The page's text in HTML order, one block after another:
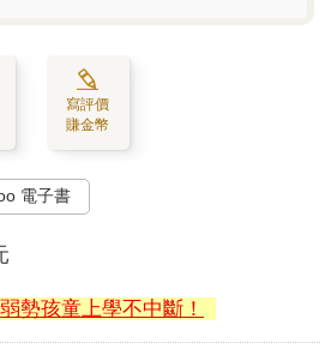
寫評價
賺金幣
電子書
勢孩童上學不中斷！